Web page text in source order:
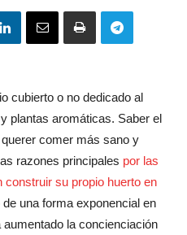
cubierto o no dedicado al
plantas aromáticas. Saber el
comer más sano y
razones principales por las
su propio huerto en
una forma exponencial en
la concienciación